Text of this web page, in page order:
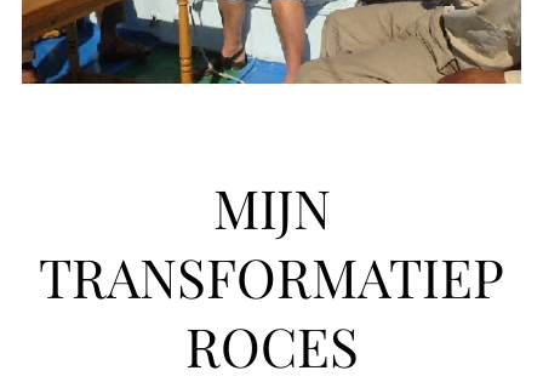
MIJN
TRANSFORMATIEP
ROCES